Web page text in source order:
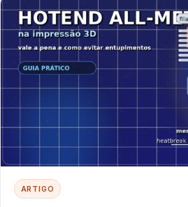
ARTIGO